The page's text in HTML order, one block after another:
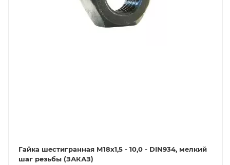
Гайка шестигранная М18x1,5 - 10,0 - DIN934, мелкий
шаг резьбы (ЗАКАЗ)